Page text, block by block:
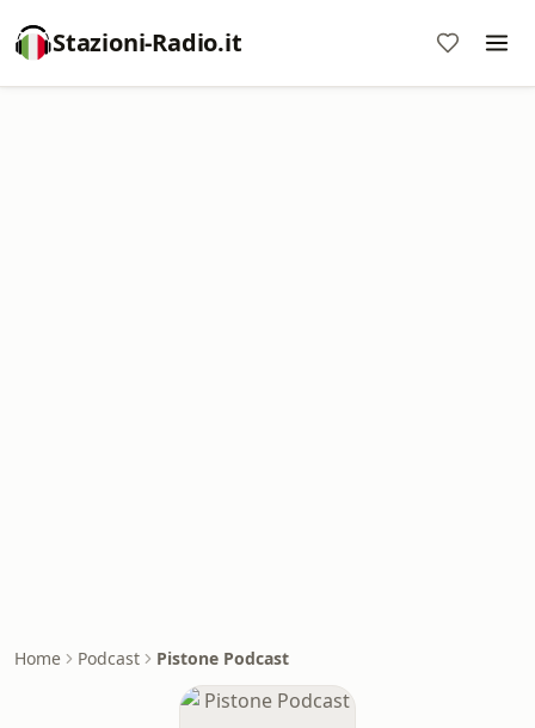
Stazioni-Radio.it
Home Podcast Pistone Podcast